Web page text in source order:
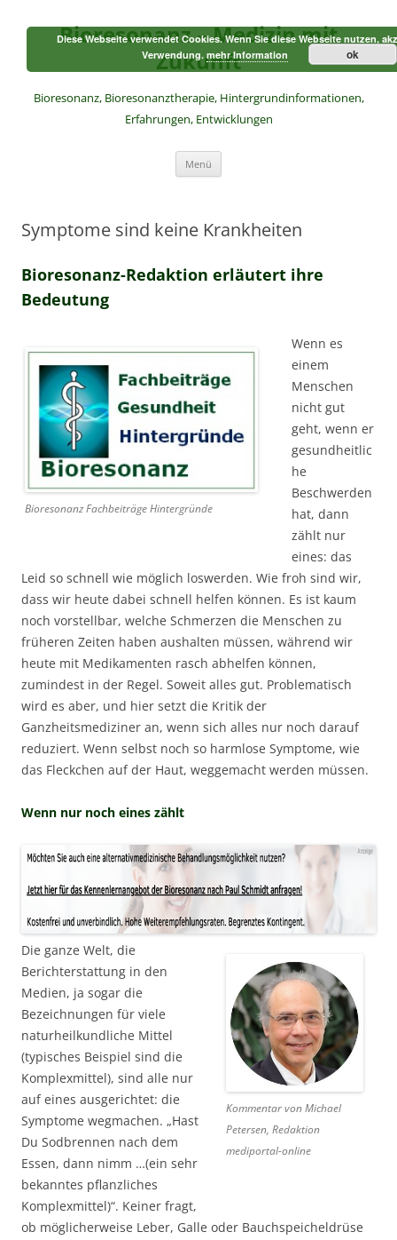
springenBioresonanz – Medizin mit
Zukunft
Bioresonanz, Bioresonanztherapie, Hintergrundinformationen,
Erfahrungen, Entwicklungen
Menü
Symptome sind keine Krankheiten
Bioresonanz-Redaktion erläutert ihre
Bedeutung
Bioresonanz Fachbeiträge Hintergründe
Wenn es
einem
Menschen
nicht gut
geht, wenn er
gesundheitlic
he
Beschwerden
hat, dann
zählt nur
eines: das
Leid so schnell wie möglich loswerden. Wie froh sind wir,
dass wir heute dabei schnell helfen können. Es ist kaum
noch vorstellbar, welche Schmerzen die Menschen zu
früheren Zeiten haben aushalten müssen, während wir
heute mit Medikamenten rasch abhelfen können,
zumindest in der Regel. Soweit alles gut. Problematisch
wird es aber, und hier setzt die Kritik der
Ganzheitsmediziner an, wenn sich alles nur noch darauf
reduziert. Wenn selbst noch so harmlose Symptome, wie
das Fleckchen auf der Haut, weggemacht werden müssen.
Wenn nur noch eines zählt
Kommentar von Michael
Petersen, Redaktion
mediportal-online
Die ganze Welt, die
Berichterstattung in den
Medien, ja sogar die
Bezeichnungen für viele
naturheilkundliche Mittel
(typisches Beispiel sind die
Komplexmittel), sind alle nur
auf eines ausgerichtet: die
Symptome wegmachen. „Hast
Du Sodbrennen nach dem
Essen, dann nimm …(ein sehr
bekanntes pflanzliches
Komplexmittel)“. Keiner fragt,
ob möglicherweise Leber, Galle oder Bauchspeicheldrüse
Diese Webseite verwendet Cookies. Wenn Sie diese Webseite nutzen,
Verwendung.mehr Information ok